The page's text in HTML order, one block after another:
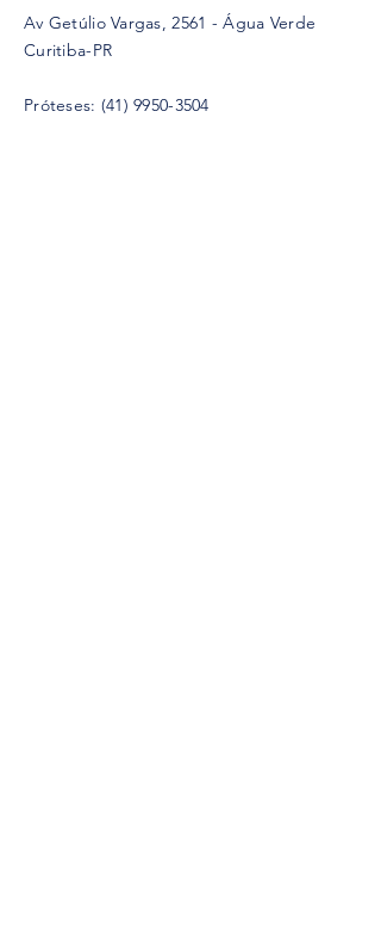
Av Getúlio Vargas, 2561 - Água Verde
Curitiba-PR
Próteses: (41) 9950-3504